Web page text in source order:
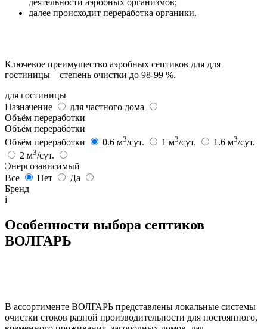
деятельности аэробных организмов;
далее происходит переработка органики.
Ключевое преимущество аэробных септиков для для
гостиницы – степень очистки до 98-99 %.
для гостиницы
Назначение
для частного дома
Объём переработки
Объём переработки
Объём переработки
0.6 м3/сут. 1 м3/сут. 1.6 м3/сут.
2 м3/сут.
Энергозависимый
Все
Нет
Да
Бренд
i
Особенности выбора септиков
ВОЛГАРЬ
В ассортименте ВОЛГАРЬ представлены локальные системы
очистки стоков разной производительности для постоянного,